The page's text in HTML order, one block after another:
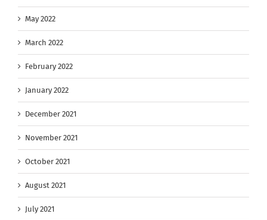
May 2022
March 2022
February 2022
January 2022
December 2021
November 2021
October 2021
August 2021
July 2021